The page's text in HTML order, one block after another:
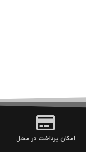
امکان پرداخت در محل